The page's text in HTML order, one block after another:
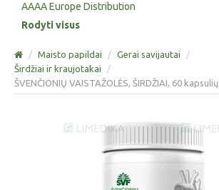
AAAA Europe Distribution
Rodyti visus
/ Maisto papildai / Gerai savijautai
/
Širdžiai ir kraujotakai
/
ŠVENČIONIŲ VAISTAŽOLĖS, ŠIRDŽIAI, 60 kapsulių